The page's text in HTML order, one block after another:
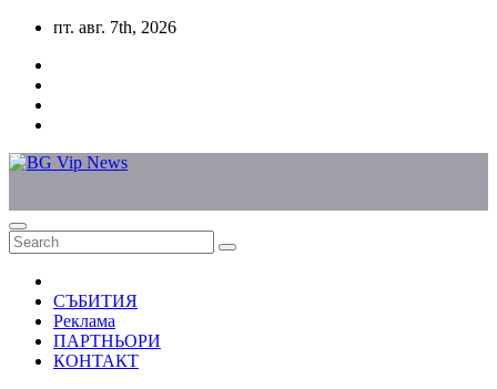
Skip
content
пт. авг. 7th, 2026
СЪБИТИЯ
Реклама
ПАРТНЬОРИ
КОНТАКТ